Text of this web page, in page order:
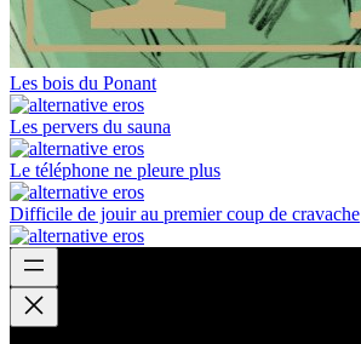
Les bois du Ponant
Les pervers du sauna
Le téléphone ne pleure plus
Difficile de jouir au premier coup de cravache